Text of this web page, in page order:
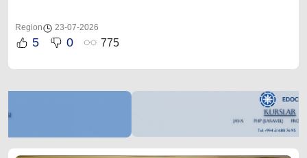
Region 23-07-2026
5 0 775